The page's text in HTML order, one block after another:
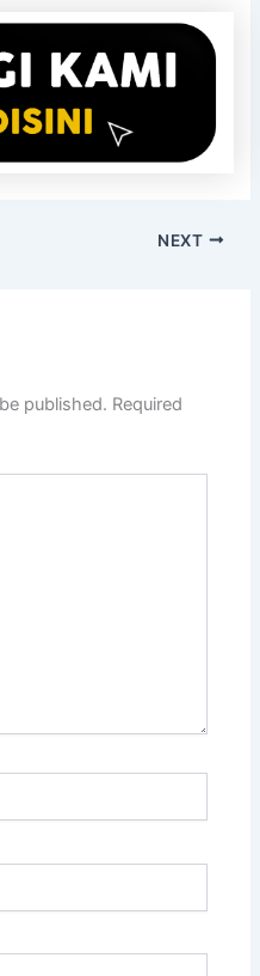
NEXT
published. Required